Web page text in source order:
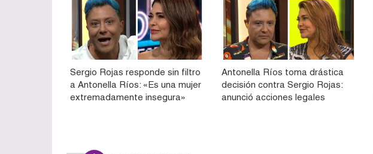
Sergio Rojas responde sin filtro
a Antonella Ríos: «Es una mujer
extremadamente insegura»
Antonella Ríos toma drástica
decisión contra Sergio Rojas:
anunció acciones legales